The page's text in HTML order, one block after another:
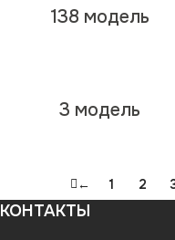
138 модель
3 модель
← 1 2
КОНТАКТЫ